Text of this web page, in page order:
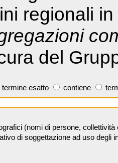
regionali
del
termine esatto contiene
(nomi di persone,
di soggettazione ad uso degli